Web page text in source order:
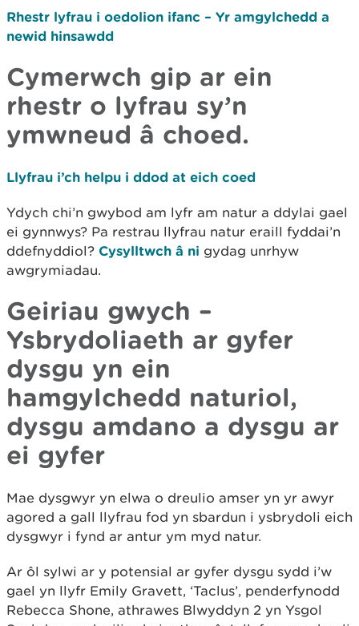
Rhestr lyfrau i oedolion ifanc – Yr amgylchedd a
newid hinsawdd
Cymerwch gip ar ein
rhestr o lyfrau sy’n
ymwneud â choed.
Llyfrau i’ch helpu i ddod at eich coed
Ydych chi’n gwybod am lyfr am natur a ddylai gael
ei gynnwys? Pa restrau llyfrau natur eraill fyddai’n
ddefnyddiol? Cysylltwch â ni gydag unrhyw
awgrymiadau.
Geiriau gwych –
Ysbrydoliaeth ar gyfer
dysgu yn ein
hamgylchedd naturiol,
dysgu amdano a dysgu ar
ei gyfer
Mae dysgwyr yn elwa o dreulio amser yn yr awyr
agored a gall llyfrau fod yn sbardun i ysbrydoli eich
dysgwyr i fynd ar antur ym myd natur.
Ar ôl sylwi ar y potensial ar gyfer dysgu sydd i’w
gael yn llyfr Emily Gravett, ‘Taclus’, penderfynodd
Rebecca Shone, athrawes Blwyddyn 2 yn Ysgol